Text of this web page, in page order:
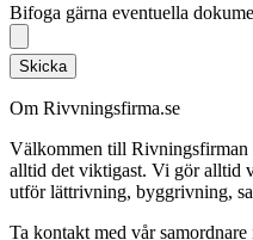
Bifoga gärna eventuella
Skicka
Om Rivvningsfirma.se
Välkommen till Rivningsfirman
alltid det viktigast. Vi gör alltid
utför lättrivning, byggrivning,
Ta kontakt med vår